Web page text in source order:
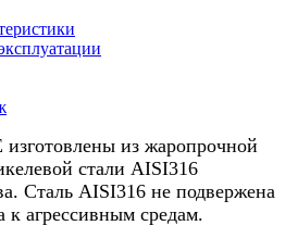
из жаропрочной
стали AISI316
Сталь AISI316 не подвержена
к агрессивным средам.